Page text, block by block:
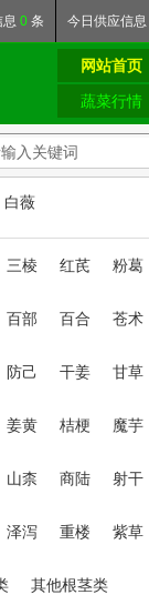
息 0 条 今日 供应信息
网站首页
蔬菜行情
白薇
三棱 红芪 粉葛
百部 百合 苍术
防己 干姜 甘草
姜黄 桔梗 魔芋
山柰 商陆 射干
泽泻 重楼 紫草
其他根茎类